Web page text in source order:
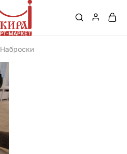
Наброски